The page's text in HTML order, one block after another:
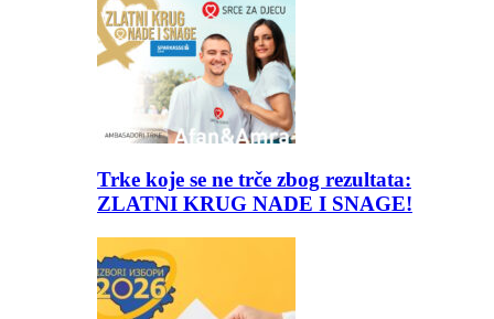
Trke koje se ne trče zbog rezultata:
ZLATNI KRUG NADE I SNAGE!